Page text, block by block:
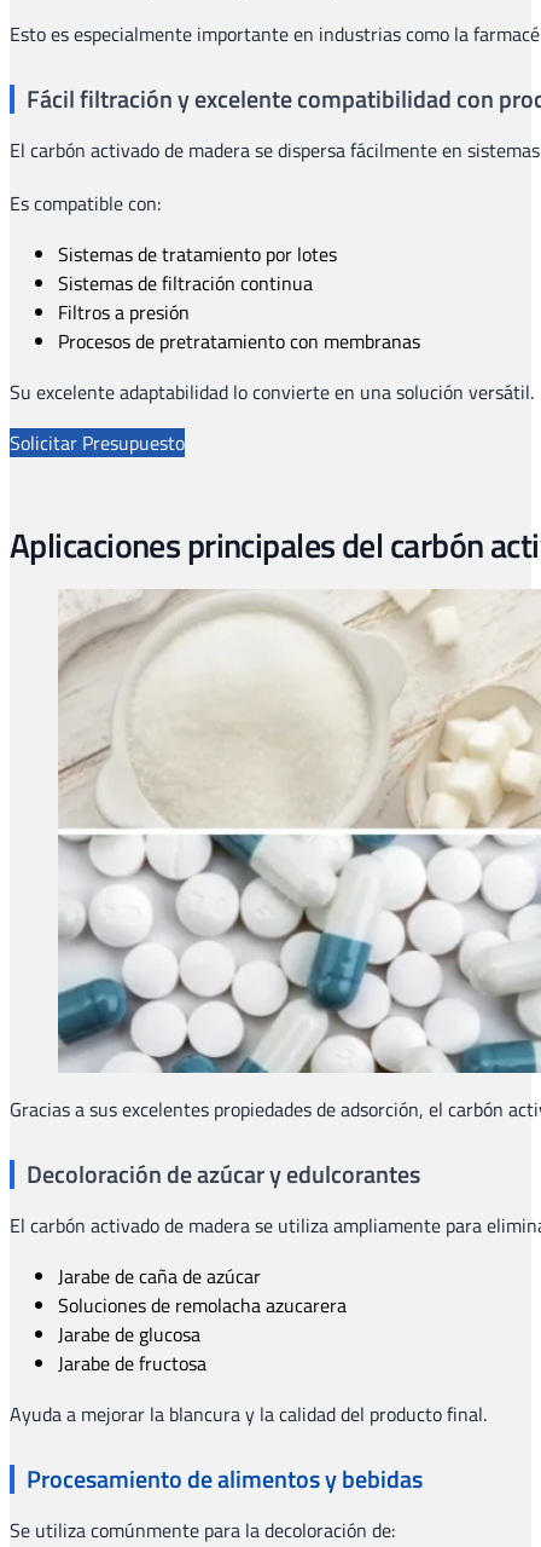
Esto es especialmente importante en industrias como la
Fácil filtración y excelente compatibilidad con
El carbón activado de madera se dispersa fácilmente en
Es compatible con:
Sistemas de tratamiento por lotes
Sistemas de filtración continua
Filtros a presión
Procesos de pretratamiento con membranas
Su excelente adaptabilidad lo convierte en una solución versátil.
Solicitar Presupuesto
Aplicaciones principales del carbón
Gracias a sus excelentes propiedades de adsorción, el carbón
Decoloración de azúcar y edulcorantes
El carbón activado de madera se utiliza ampliamente para
Jarabe de caña de azúcar
Soluciones de remolacha azucarera
Jarabe de glucosa
Jarabe de fructosa
Ayuda a mejorar la blancura y la calidad del producto final.
Procesamiento de alimentos y bebidas
Se utiliza comúnmente para la decoloración de: